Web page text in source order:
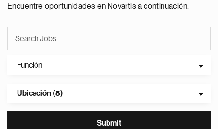
Encuentre oportunidades en Novartis a continuación.
Función
Ubicación (8)